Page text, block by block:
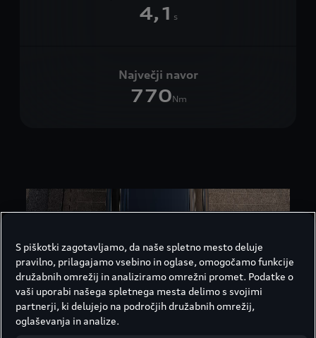
4,1 s
Največji navor
770Nm
S piškotki zagotavljamo, da naše spletno mesto deluje
pravilno, prilagajamo vsebino in oglase, omogočamo funkcije
družabnih omrežij in analiziramo omrežni promet. Podatke o
vaši uporabi našega spletnega mesta delimo s svojimi
partnerji, ki delujejo na področjih družabnih omrežij,
oglaševanja in analize.